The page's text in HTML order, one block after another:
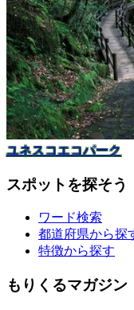
ユネスコエコパーク
スポットを探そう
ワード検索
都道府県から探
特徴から探す
もりくるマガジン